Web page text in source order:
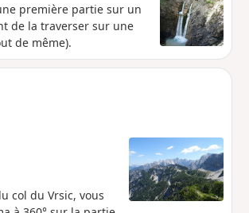
première partie sur un
de la traverser sur une
de même).
col du Vrsic, vous